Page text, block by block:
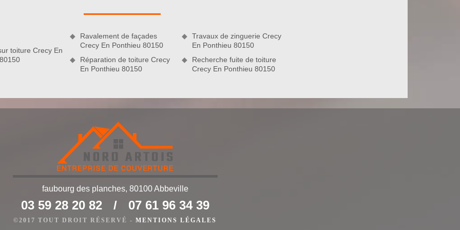
tous types de revêtement de toit. Fiez-vous à leur savoir-
et démoussage de toiture à Crecy En
toiture Crecy En
Ravalement de façades
Crecy En Ponthieu 80150
Réparation de toiture Crecy
En Ponthieu 80150
Travaux de zinguerie Crecy
En Ponthieu 80150
Recherche fuite de toiture
Crecy En Ponthieu 80150
faubourg des planches, 80100 Abbeville
03 59 28 20 82 / 07 61 96 34 39
©2017 TOUT DROIT RÉSERVÉ - MENTIONS LÉGALES